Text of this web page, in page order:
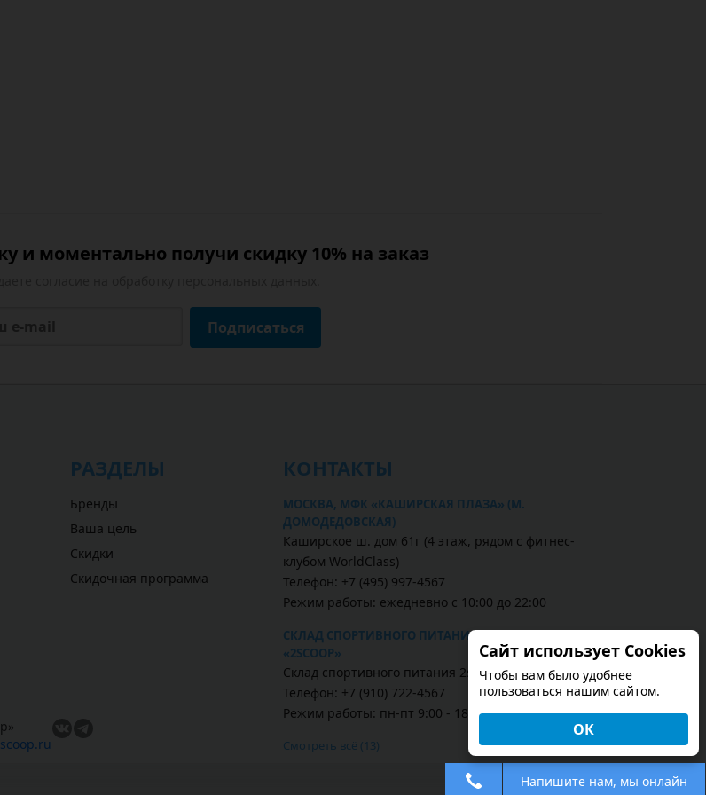
и моментально получи скидку 10% на заказ
Подписаться
РАЗДЕЛЫ
Бренды
Ваша цель
Скидки
Скидочная программа
»
КОНТАКТЫ
МОСКВА, МФК «КАШИРСКАЯ ПЛАЗА» (М.
ДОМОДЕДОВСКАЯ)
Каширское ш. дом 61г (4 этаж, рядом с фитнес-
клубом WorldClass)
Телефон: +7 (495) 997-4567
Режим работы: ежедневно с 10:00 до 22:00
СКЛАД СПОРТИВНОГО ПИТАНИЯ «2SCOOP» , СКЛАД
«2SCOOP»
Склад спортивного питания 2scoop
Телефон: +7 (910) 722-4567
Режим работы: пн-пт 9:00 - 18:00
Смотреть всё (13)
Напишите нам, мы онлайн
Сайт использует Cookies
Чтобы вам было удобнее
пользоваться нашим сайтом.
ОК